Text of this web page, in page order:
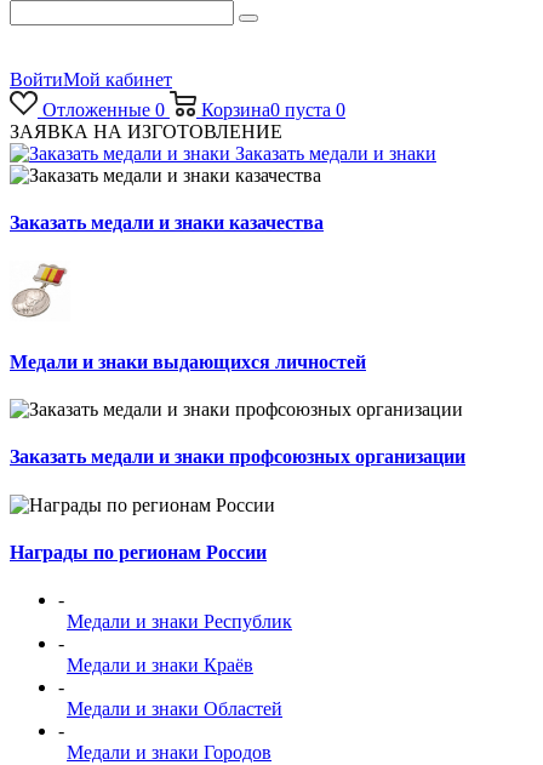
ВойтиМой кабинет
Отложенные 0 Корзина0 пуста 0
ЗАЯВКА НА ИЗГОТОВЛЕНИЕ
Заказать медали и знаки
Заказать медали и знаки казачества
Медали и знаки выдающихся личностей
Заказать медали и знаки профсоюзных организации
Награды по регионам России
-
Медали и знаки Республик
-
Медали и знаки Краёв
-
Медали и знаки Областей
-
Медали и знаки Городов